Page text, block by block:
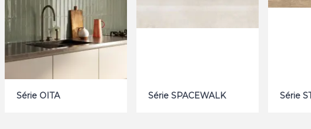
Série OITA Série SPACEWALK Série